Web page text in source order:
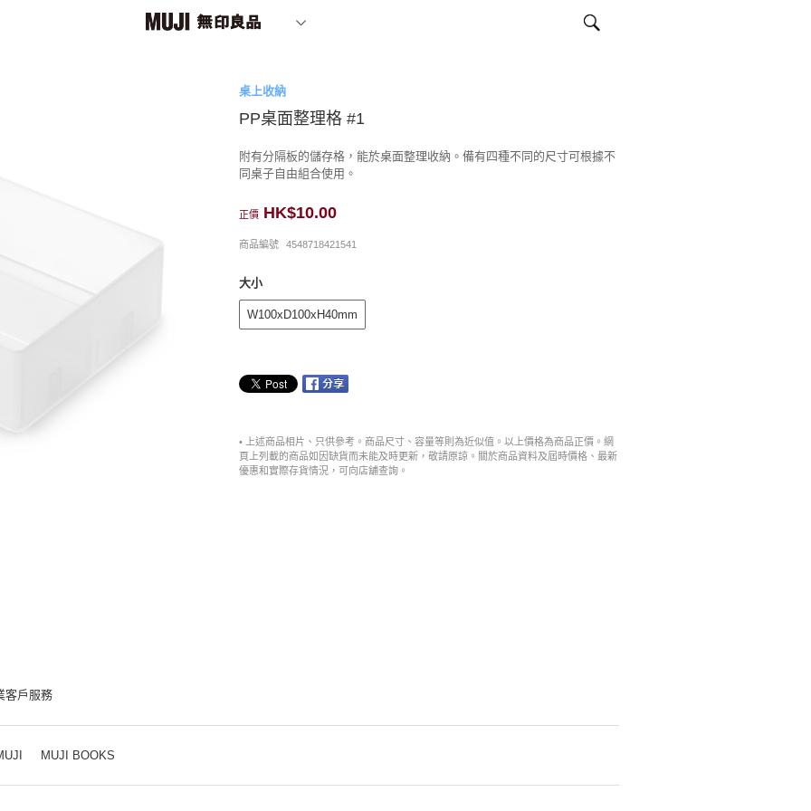
桌上收納
PP桌面整理格 #1
附有分隔板的儲存格，能於桌面整理收納。備有四種不同的尺寸可根據不
同桌子自由組合使用。
正價 HK$10.00
商品編號 4548718421541
大小
W100xD100xH40mm
• 上述商品相片、只供參考。商品尺寸、容量等則為近似值。以上價格為商品正價。網
頁上列載的商品如因缺貨而未能及時更新，敬請原諒。關於商品資料及屆時價格、最新
優惠和實際存貨情況，可向店舖查詢。
客戶服務
MUJI BOOKS